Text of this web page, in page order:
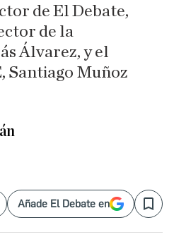
de El Debate,
de la
Álvarez, y el
Santiago Muñoz
Añade El Debate en Save